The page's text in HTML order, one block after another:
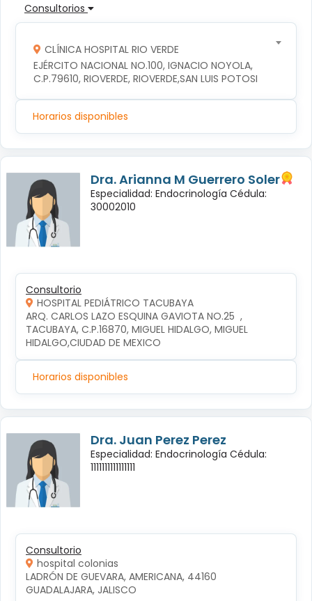
Consultorios
CLÍNICA HOSPITAL RIO VERDE
EJÉRCITO NACIONAL NO.100, IGNACIO NOYOLA,
C.P.79610, RIOVERDE, RIOVERDE,SAN LUIS POTOSI
Horarios disponibles
Dra. Arianna M Guerrero Soler
Especialidad: Endocrinología Cédula:
30002010
Consultorio
HOSPITAL PEDIÁTRICO TACUBAYA
ARQ. CARLOS LAZO ESQUINA GAVIOTA NO.25  ,
TACUBAYA, C.P.16870, MIGUEL HIDALGO, MIGUEL
HIDALGO,CIUDAD DE MEXICO
Horarios disponibles
Dra. Juan Perez Perez
Especialidad: Endocrinología Cédula:
1111111111111111
Consultorio
hospital colonias
LADRÓN DE GUEVARA, AMERICANA, 44160
GUADALAJARA, JALISCO